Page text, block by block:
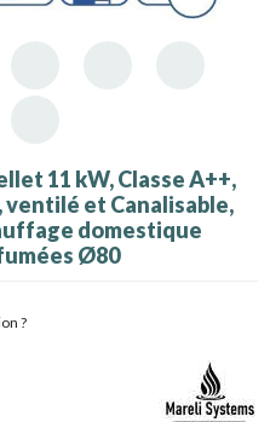
11 kW, Classe A++,
et Canalisable,
domestique
Ø80
?